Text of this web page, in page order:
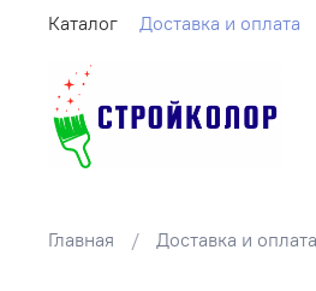
Каталог Доставка и оплата
Главная Доставка и оплата